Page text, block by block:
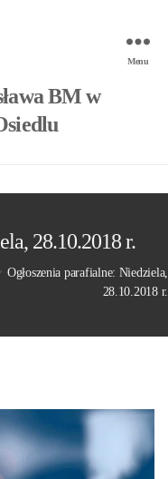
BM w
Menu
28.10.2018 r.
Ogłoszenia parafialne: Niedziela,
28.10.2018 r.